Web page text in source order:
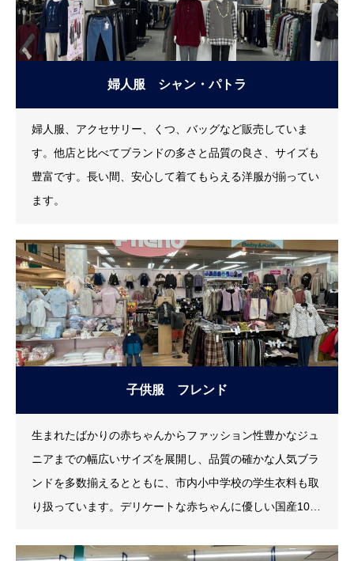
展開しております。肌着では、北陸で人気のグンゼ商品
を、地域では一
婦人服 シャン・パトラ
婦人服、アクセサリー、くつ、バッグなど販売していま
す。他店と比べてブランドの多さと品質の良さ、サイズも
豊富です。長い間、安心して着てもらえる洋服が揃ってい
ます。
子供服 フレンド
生まれたばかりの赤ちゃんからファッション性豊かなジュ
ニアまでの幅広いサイズを展開し、品質の確かな人気ブラ
ンドを多数揃えるとともに、市内小中学校の学生衣料も取
り扱っています。デリケートな赤ちゃんに優しい国産10
ルギーの心配も少ないオーガニックコットン、こだわりの